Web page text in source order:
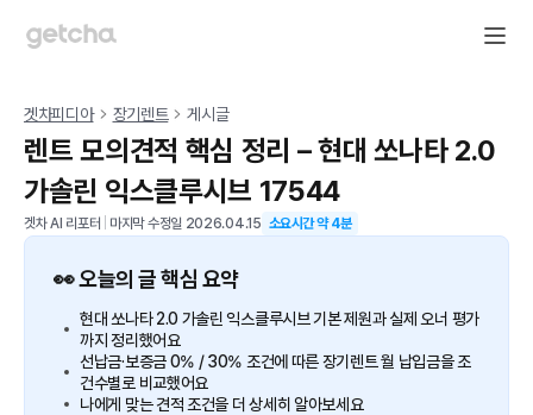
겟차피디아 장기렌트 게시글
렌트 모의견적 핵심 정리 – 현대 쏘나타 2.0
가솔린 익스클루시브 17544
겟차 AI 리포터 마지막 수정일 2026.04.15 소요시간 약4분
👀 오늘의 글 핵심 요약
현대 쏘나타 2.0 가솔린 익스클루시브 기본 제원과 실제 오너 평가
까지 정리했어요
선납금·보증금 0% / 30% 조건에 따른 장기렌트 월 납입금을 조
건수별로 비교했어요
나에게 맞는 견적 조건을 더 상세히 알아보세요